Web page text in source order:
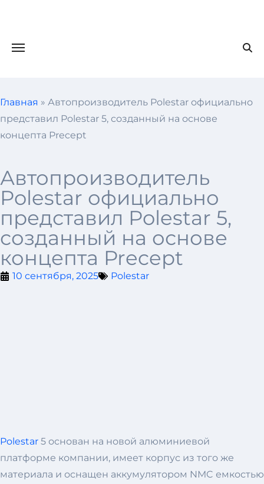
Главная » Автопроизводитель Polestar официально
представил Polestar 5, созданный на основе
концепта Precept
Автопроизводитель
Polestar официально
представил Polestar 5,
созданный на основе
концепта Precept
10 сентября, 2025 Polestar
Polestar 5 основан на новой алюминиевой
платформе компании, имеет корпус из того же
материала и оснащен аккумулятором NMC емкостью